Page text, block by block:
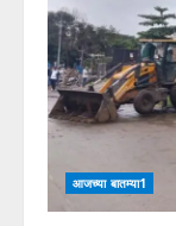
आजच्या बातम्या1